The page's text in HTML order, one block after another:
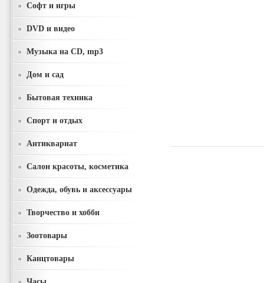
Софт и игры
DVD и видео
Музыка на CD, mp3
Дом и сад
Бытовая техника
Спорт и отдых
Антиквариат
Салон красоты, косметика
Одежда, обувь и аксессуары
Творчество и хобби
Зоотовары
Канцтовары